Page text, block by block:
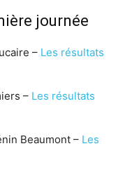
journée
– Les résultats
– Les résultats
Beaumont – Les